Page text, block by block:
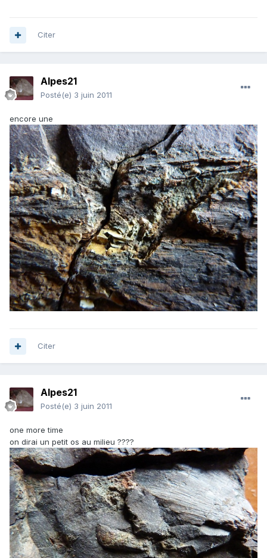
Citer
Alpes21
Posté(e) 3 juin 2011
encore une
Citer
Alpes21
Posté(e) 3 juin 2011
one more time
on dirai un petit os au milieu ????